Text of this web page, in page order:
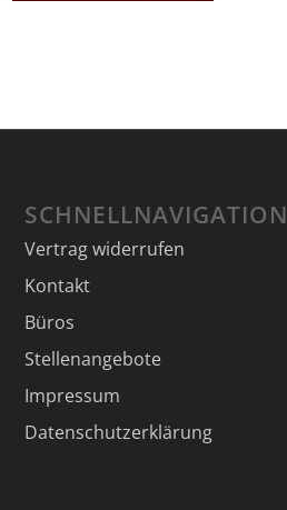
SCHNELLNAVIGATION
Vertrag widerrufen
Kontakt
Büros
Stellenangebote
Impressum
Datenschutzerklärung